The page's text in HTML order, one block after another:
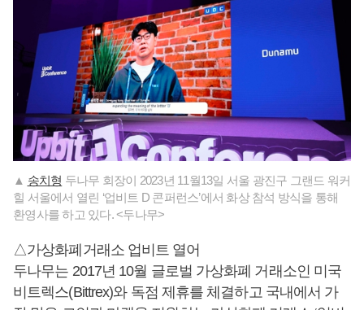
▲ 송치형 두나무 회장이 2023년 11월13일 서울 광진구 그랜드 워커
힐 서울에서 열린 ‘업비트 D 콘퍼런스’에서 화상 참석 방식을 통해
환영사를 하고 있다. <두나무>
△가상화폐거래소 업비트 열어
두나무는 2017년 10월 글로벌 가상화폐 거래소인 미국
비트렉스(Bittrex)와 독점 제휴를 체결하고 국내에서 가